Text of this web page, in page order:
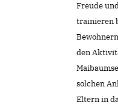
Freude
trainieren
den
solchen
Eltern in